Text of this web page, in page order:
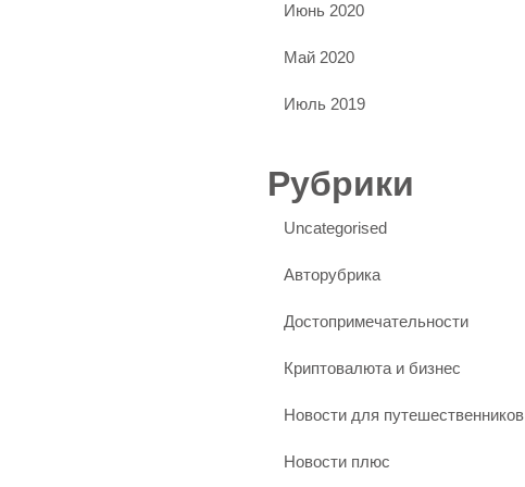
Июнь 2020
Май 2020
Июль 2019
Рубрики
Uncategorised
Авторубрика
Достопримечательности
Криптовалюта и бизнес
Новости для путешественников
Новости плюс